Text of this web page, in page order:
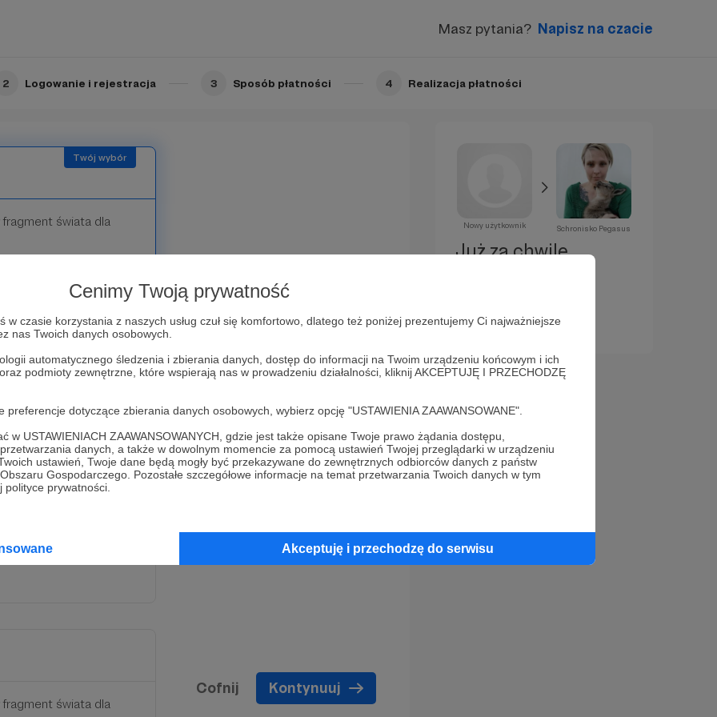
Cenimy Twoją prywatność
w czasie korzystania z naszych usług czuł się komfortowo, dlatego też poniżej prezentujemy Ci najważniejsze
nas Twoich danych osobowych.
automatycznego śledzenia i zbierania danych, dostęp do informacji na Twoim urządzeniu końcowym i ich
podmioty zewnętrzne, które wspierają nas w prowadzeniu działalności, kliknij AKCEPTUJĘ I PRZECHODZĘ
dotyczące zbierania danych osobowych, wybierz opcję "USTAWIENIA ZAAWANSOWANE".
w USTAWIENIACH ZAAWANSOWANYCH, gdzie jest także opisane Twoje prawo żądania dostępu,
danych, a także w dowolnym momencie za pomocą ustawień Twojej przeglądarki w urządzeniu
ustawień, Twoje dane będą mogły być przekazywane do zewnętrznych odbiorców danych z państw
Gospodarczego. Pozostałe szczegółowe informacje na temat przetwarzania Twoich danych w tym
prywatności.
Akceptuję i przechodzę do serwisu
Masz pytania? Napisz na czacie
2 Logowanie i rejestracja 3 Sposób płatności 4 Realizacja płatności
świata dla
średniej wielkości.
posiłek dnia?
świata dla
jednego dużego
energię do życia
świata dla
Cofnij Kontynuuj
Nowy użytkownik Schronisko Pegasus
Już za chwilę